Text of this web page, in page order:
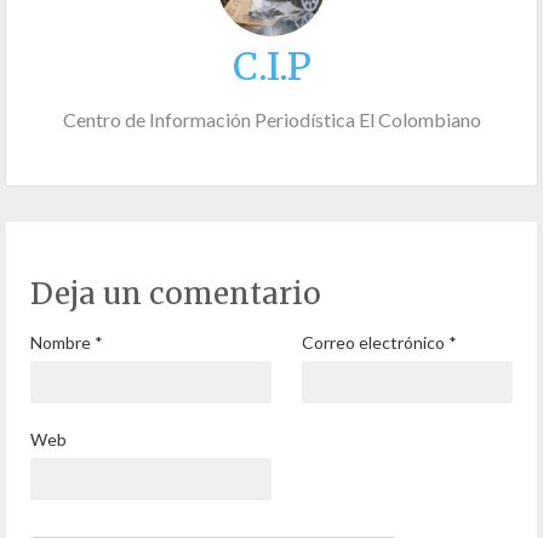
C.I.P
Centro de Información Periodística El Colombiano
Deja un comentario
Nombre * Correo electrónico *
Web